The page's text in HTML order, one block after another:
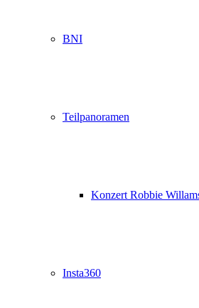
BNI
Teilpanoramen
Konzert Robbie
Insta360